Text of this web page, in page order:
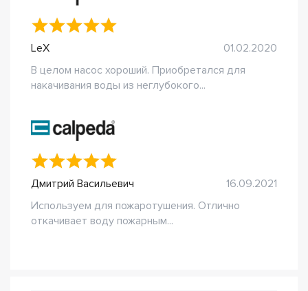
LeX
01.02.2020
В целом насос хороший. Приобретался для
накачивания воды из неглубокого...
Дмитрий Васильевич
16.09.2021
Используем для пожаротушения. Отлично
откачивает воду пожарным...